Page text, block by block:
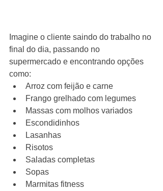
Imagine o cliente saindo do trabalho no
final do dia, passando no
supermercado e encontrando opções
como:
Arroz com feijão e carne
Frango grelhado com legumes
Massas com molhos variados
Escondidinhos
Lasanhas
Risotos
Saladas completas
Sopas
Marmitas fitness